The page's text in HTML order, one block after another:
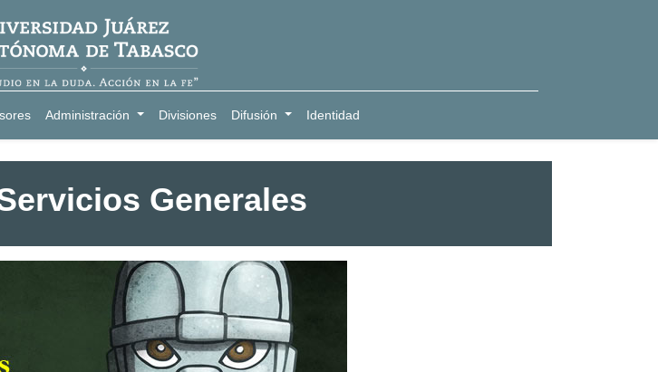
Administración Divisiones Difusión Identidad
Generales